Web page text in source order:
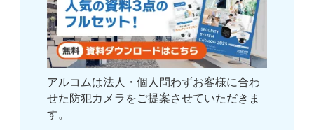
アルコムは法人・個人問わずお客様に合わ
せた防犯カメラをご提案させていただきま
す。